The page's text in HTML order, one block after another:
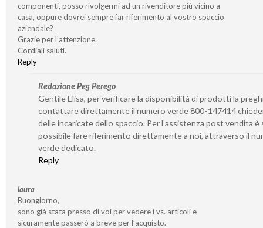
componenti, posso rivolgermi ad un rivenditore più vicino a
casa, oppure dovrei sempre far riferimento al vostro spaccio
aziendale?
Grazie per l’attenzione.
Cordiali saluti.
Reply
Redazione Peg Perego
Gentile Elisa, per verificare la disponibilità di prodotti la
contattare direttamente il numero verde 800-147414
delle incaricate dello spaccio. Per l’assistenza post vendita è
possibile fare riferimento direttamente a noi, attraverso il
verde dedicato.
Reply
laura
Buongiorno,
sono già stata presso di voi per vedere i vs. articoli e
sicuramente passerò a breve per l’acquisto.